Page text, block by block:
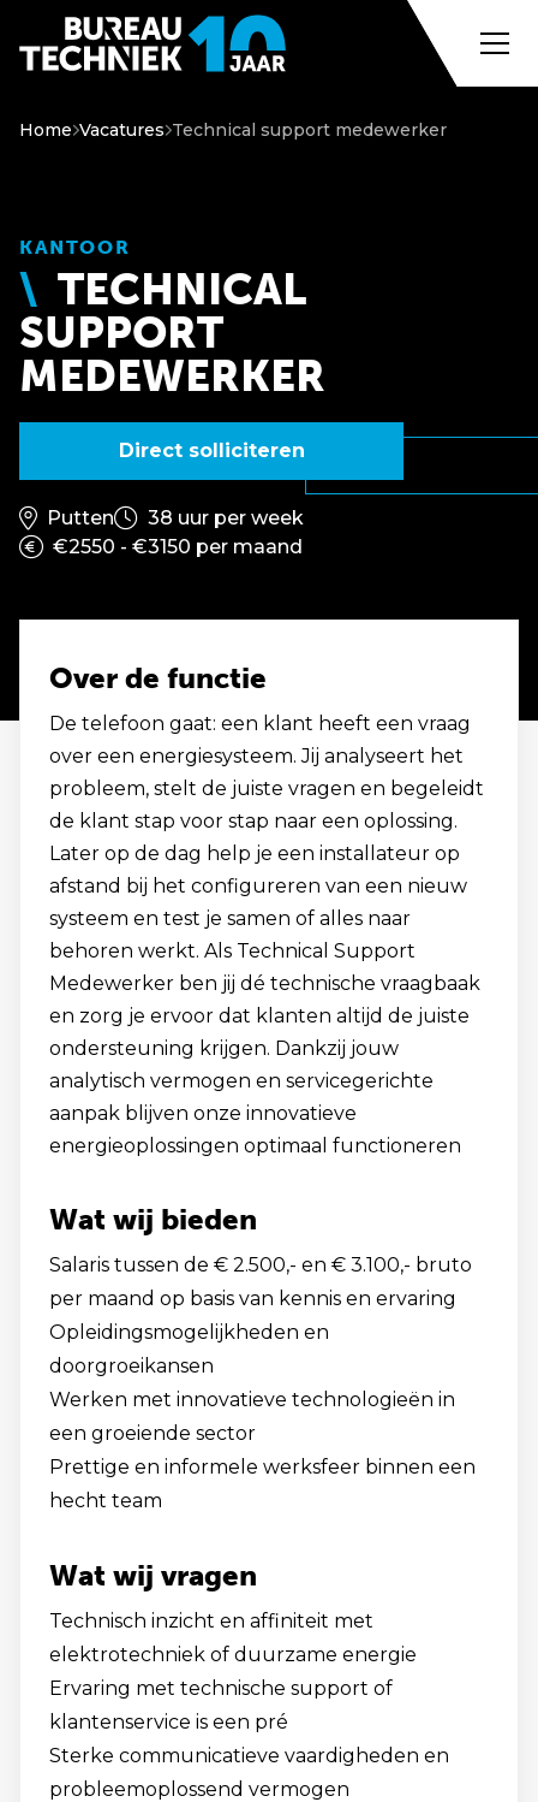
Home Vacatures Technical support medewerker
KANTOOR
TECHNICAL
SUPPORT
MEDEWERKER
Direct solliciteren
Putten
38 uur per week
€2550 - €3150 per maand
Over de functie
De telefoon gaat: een klant heeft een vraag
over een energiesysteem. Jij analyseert het
probleem, stelt de juiste vragen en begeleidt
de klant stap voor stap naar een oplossing.
Later op de dag help je een installateur op
afstand bij het configureren van een nieuw
systeem en test je samen of alles naar
behoren werkt. Als Technical Support
Medewerker ben jij dé technische vraagbaak
en zorg je ervoor dat klanten altijd de juiste
ondersteuning krijgen. Dankzij jouw
analytisch vermogen en servicegerichte
aanpak blijven onze innovatieve
energieoplossingen optimaal functioneren
Wat wij bieden
Salaris tussen de € 2.500,- en € 3.100,- bruto
per maand op basis van kennis en ervaring
Opleidingsmogelijkheden en
doorgroeikansen
Werken met innovatieve technologieën in
een groeiende sector
Prettige en informele werksfeer binnen een
hecht team
Wat wij vragen
Technisch inzicht en affiniteit met
elektrotechniek of duurzame energie
Ervaring met technische support of
klantenservice is een pré
Sterke communicatieve vaardigheden en
probleemoplossend vermogen